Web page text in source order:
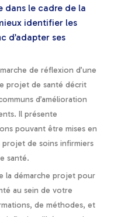
dans le cadre de la
identifier les
d’adapter ses
de réflexion d’une
projet de santé décrit
d’amélioration
Il présente
pouvant être mises en
projet de soins infirmiers
santé.
la démarche projet pour
au sein de votre
de méthodes, et